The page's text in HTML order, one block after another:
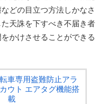
どの目立つ方法しかなさ
天誅を下すべき不届き者
かけさせることができる
車専用盗難防止アラ
ウト エアタグ機能搭
載